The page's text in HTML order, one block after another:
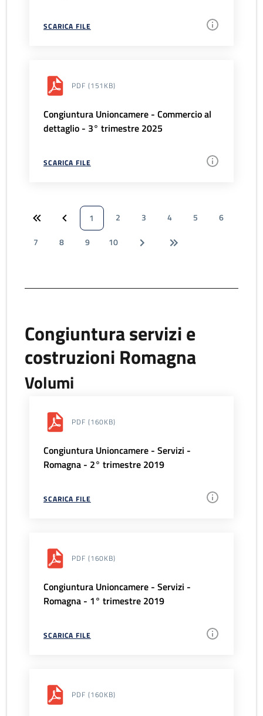
SCARICA FILE
PDF (151KB)
Congiuntura Unioncamere - Commercio al
dettaglio - 3° trimestre 2025
SCARICA FILE
1 2 3 4 5
6
7
8 9 10
Congiuntura servizi e
costruzioni Romagna
Volumi
PDF (160KB)
Congiuntura Unioncamere - Servizi -
Romagna - 2° trimestre 2019
SCARICA FILE
PDF (160KB)
Congiuntura Unioncamere - Servizi -
Romagna - 1° trimestre 2019
SCARICA FILE
PDF (160KB)